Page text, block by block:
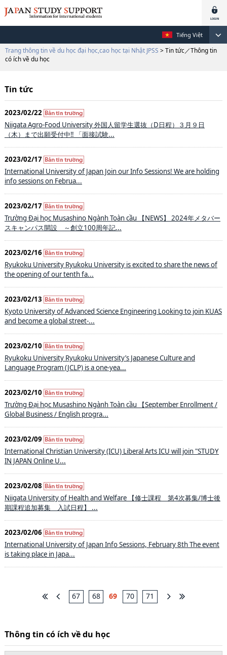
Tiếng Việt
Trang thông tin về du học đại học,cao học tại Nhật JPSS > Tin tức／Thông tin
có ích về du học
Tin tức
2023/02/22
Niigata Agro-Food University 外国人留学生選抜（D日程）３月９日
（木）まで出願受付中‼ 「面接試験...
2023/02/17
International University of Japan Join our Info Sessions! We are holding
info sessions on Februa...
2023/02/17
Trường Đại học Musashino Ngành Toàn cầu 【NEWS】 2024年メタバー
スキャンパス開設 ～創立100周年記...
2023/02/16
Ryukoku University Ryukoku University is excited to share the news of
the opening of our tenth fa...
2023/02/13
Kyoto University of Advanced Science Engineering Looking to join KUAS
and become a global street-...
2023/02/10
Ryukoku University Ryukoku University’s Japanese Culture and
Language Program (JCLP) is a one-yea...
2023/02/10
Trường Đại học Musashino Ngành Toàn cầu 【September Enrollment /
Global Business / English progra...
2023/02/09
International Christian University (ICU) Liberal Arts ICU will join "STUDY
IN JAPAN Online U...
2023/02/08
Niigata University of Health and Welfare 【修士課程 第4次募集/博士後
期課程追加募集 入試日程】 ...
2023/02/06
International University of Japan Info Sessions, February 8th The event
is taking place in Japa...
67 68 69 70 71
Thông tin có ích về du học